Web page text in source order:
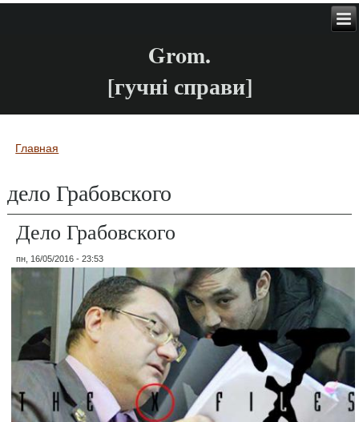
Grom.
[гучні справи]
Вы здесь
Главная
дело Грабовского
Дело Грабовского
пн, 16/05/2016 - 23:53